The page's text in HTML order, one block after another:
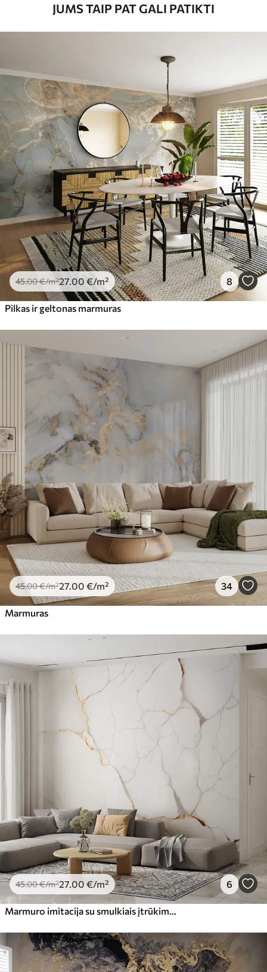
Taikymo būdas Sklandus taikymas
Standartas
45.0027.00€/m²
Premiumas
56 34.00€ /m²
Premium vinilas
65 .00 39 .00€/m²
Peel and Stick
81.6548.99€/m²
JUMS TAIP PAT GALI PATIKTI
45.00€/m²27 .00 €/m² 8
Pilkas ir geltonas marmuras
45.00€/m²27.00 €/m² 34
Marmuras
45.00€/m²27.00 €/m² 6
Marmuro imitacija su smulkiais įtrūkimais ir geltonomis gyslomis